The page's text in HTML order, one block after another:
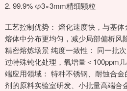
2. 99.9% φ3×3mm精细颗粒
工艺控制优势： 熔化速度快，与基
熔体中分布更均匀，减少局部偏析风
精密熔炼场景 纯度一致性： 同一批
过特殊钝化处理，氧增量＜100ppm
端应用领域： 特种不锈钢、耐蚀合
剂的原料实验室研发、小批量高端合